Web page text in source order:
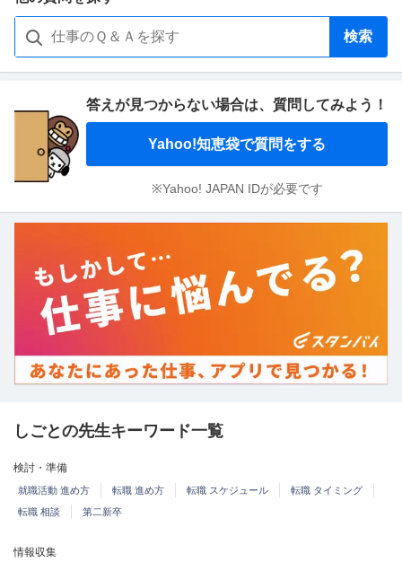
検索
答えが見つからない場合は、 質問してみよう！
Yahoo!知恵袋で質問をする
※Yahoo! JAPAN IDが必要です
しごとの先生キーワード一覧
検討・準備
就職活動 進め方 転職 進め方 転職 スケジュール
転職 タイミング
転職 相談
第二新卒
情報収集